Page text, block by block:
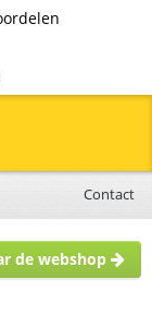
Contact
de webshop